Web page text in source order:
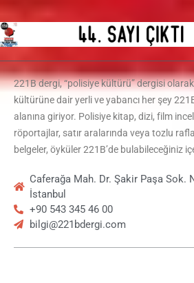
221B dergi, “polisiye kültürü” dergisi
kültürüne dair yerli ve yabancı her şey
alanına giriyor. Polisiye kitap, dizi, film
röportajlar, satır aralarında veya tozlu
belgeler, öyküler 221B’de bulabileceğiniz
Caferağa Mah. Dr. Şakir Paşa Sok.
İstanbul
+90 543 345 46 00
bilgi@221bdergi.com